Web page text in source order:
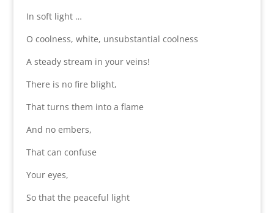
In soft light …
O coolness, white, unsubstantial coolness
A steady stream in your veins!
There is no fire blight,
That turns them into a flame
And no embers,
That can confuse
Your eyes,
So that the peaceful light